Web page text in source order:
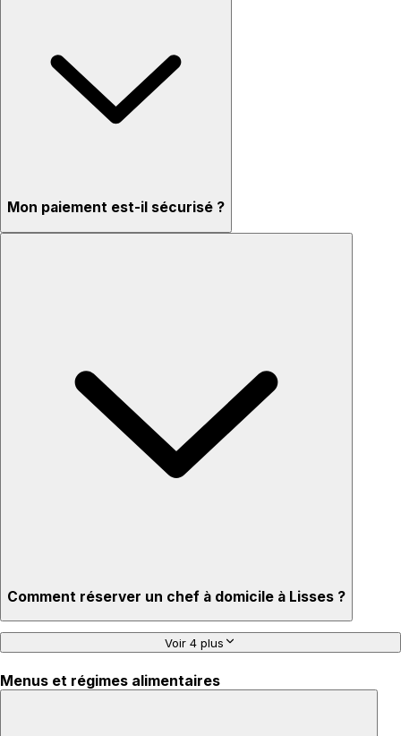
Mon paiement est-il sécurisé ?
Comment réserver un chef à domicile à Lisses ?
Voir 4 plus
Menus et régimes alimentaires